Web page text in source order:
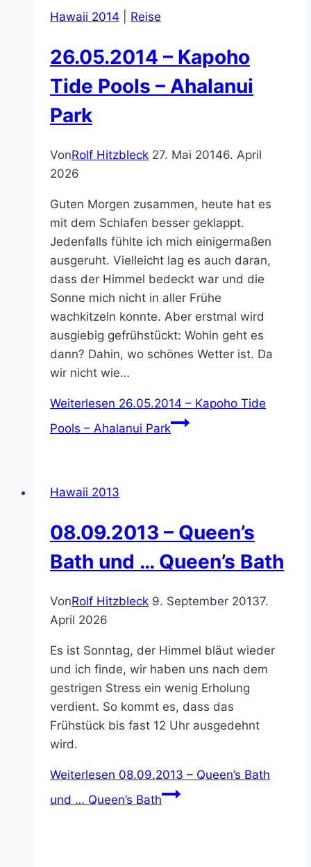
Hawaii 2014 Reise
26.05.2014 – Kapoho
Tide Pools – Ahalanui
Park
VonRolf Hitzbleck 27. Mai 20146. April
2026
Guten Morgen zusammen, heute hat es
mit dem Schlafen besser geklappt.
Jedenfalls fühlte ich mich einigermaßen
ausgeruht. Vielleicht lag es auch daran,
dass der Himmel bedeckt war und die
Sonne mich nicht in aller Frühe
wachkitzeln konnte. Aber erstmal wird
ausgiebig gefrühstückt: Wohin geht es
dann? Dahin, wo schönes Wetter ist. Da
wir nicht wie…
Weiterlesen 26.05.2014 – Kapoho Tide
Pools – Ahalanui Park
Hawaii 2013
08.09.2013 – Queen’s
Bath und … Queen’s Bath
VonRolf Hitzbleck 9. September 20137.
April 2026
Es ist Sonntag, der Himmel bläut wieder
und ich finde, wir haben uns nach dem
gestrigen Stress ein wenig Erholung
verdient. So kommt es, dass das
Frühstück bis fast 12 Uhr ausgedehnt
wird.
Weiterlesen 08.09.2013 – Queen’s Bath
und … Queen’s Bath